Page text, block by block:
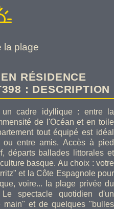
la plage
RÉSIDENCE
: DESCRIPTION
un cadre idyllique : entre la
de l'Océan et en toile
tout équipé est idéal
entre amis. Accès à pied
départs ballades littorales et
basque. Au choix : votre
et la Côte Espagnole pour
voire... la plage privée du
spectacle quotidien d'un
et de quelques "bulles